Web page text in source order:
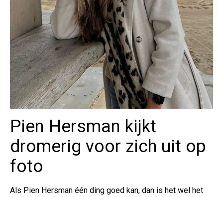
Pien Hersman kijkt
dromerig voor zich uit op
foto
Als Pien Hersman één ding goed kan, dan is het wel het